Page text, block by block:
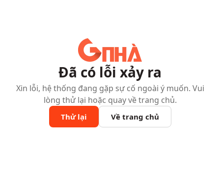
Đã có lỗi xảy ra
Xin lỗi, hệ thống đang gặp sự cố ngoài ý muốn. Vui
lòng thử lại hoặc quay về trang chủ.
Thử lại Về trang chủ